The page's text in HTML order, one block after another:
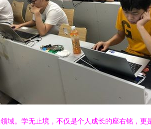
域。学无止境，不仅是个人成长的座右铭，